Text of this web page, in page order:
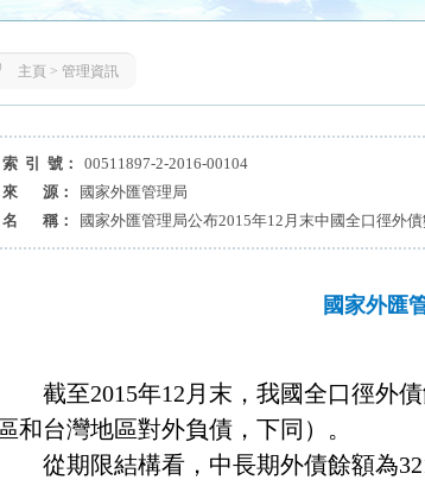
主頁 > 管理資訊
索 引 號： 00511897-2-2016-00104
來 源：
國家外匯管理局
名 稱：
國家外匯管理局公布2015年12月末中國全口徑外
國家外匯
截至2015年12 月末，我國全口徑外
和台灣地區對外負債，下同）。
從期限結構看，中長期外債餘額為